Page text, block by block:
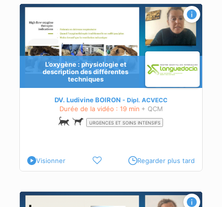
L’oxygène : physiologie et
description des différentes
techniques
DV. Ludivine BOIRON Dipl. ACVECC
Durée de la vidéo : 19 min + QCM
URGENCES ET SOINS INTENSIFS
Visionner Regarder plus tard